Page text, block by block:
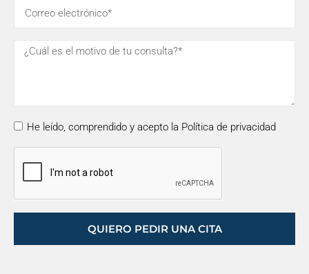
He leído, comprendido y acepto la Política de privacidad
QUIERO PEDIR UNA CITA